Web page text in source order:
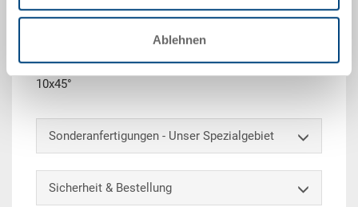
Ablehnen
Technische Daten
Zwischenplatte, PS, grau, 552x352x2 mm, zu RAKO /
Koffer 600x400 mm, 2 Fasen 32x45° und 2 Fasen
10x45°
Sonderanfertigungen - Unser Spezialgebiet
Sicherheit & Bestellung